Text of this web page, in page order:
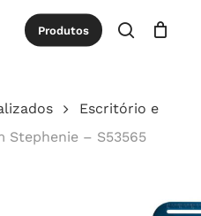
Produtos
procurar
Close
Escritório e
Stephenie – S53565